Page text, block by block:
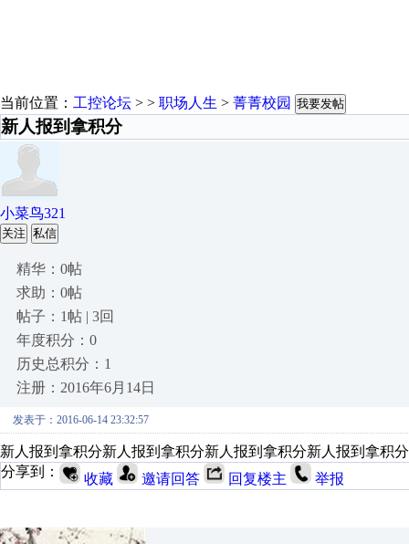
当前位置： 工控论坛 > > 职场人生 > 菁菁校园 我要发帖
新人报到拿积分
小菜鸟321
关注 私信
精华：0帖
求助：0帖
帖子：1帖 | 3回
年度积分：0
历史总积分：1
注册：2016年6月14日
发表于：2016-06-14 23:32:57
新人报到拿积分新人报到拿积分新人报到拿积分新人报到拿积分
分享到：
收藏 邀请回答 回复楼主 举报